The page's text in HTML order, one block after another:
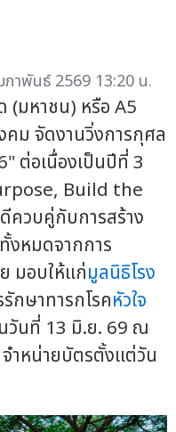
ภาพันธ์ 2569 13:20 น.
(มหาชน) หรือ A5
คม จัดงานวิ่งการกุศล
ต่อเนื่องเป็นปีที่ 3
Build the
ควบคู่กับการสร้าง
งหมดจากการ
มอบให้แก่มูลนิธิโรง
กษาทารกโรคหัวใจ
วันที่ 13 มิ.ย. 69 ณ
ำหน่ายบัตรตั้งแต่วัน